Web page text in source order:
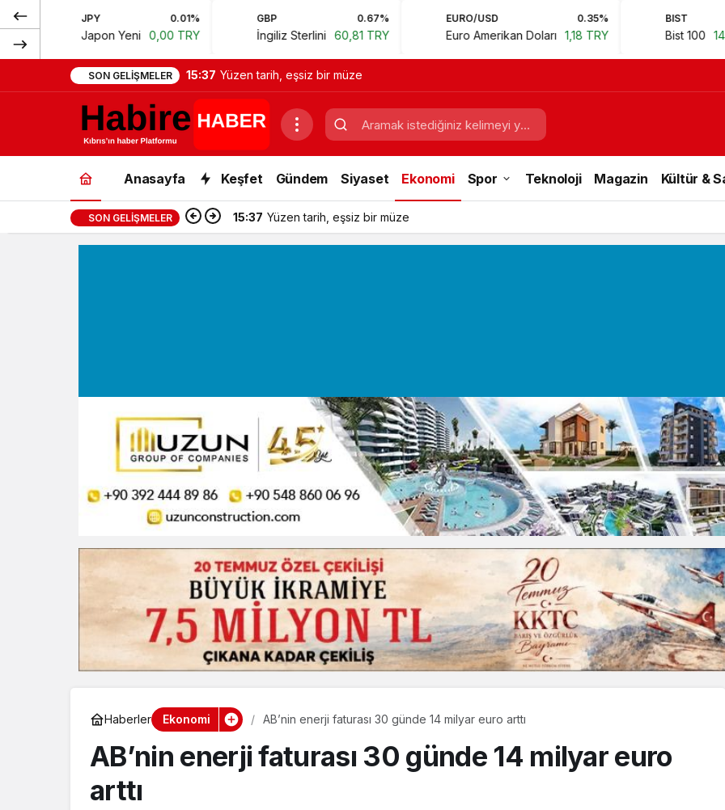
JPY 0.01%
0,00 TRY
GBP
İngiliz Sterlini 60,81 TRY
EURO/USD 0.35%
Euro Amerikan Doları 1,18 TRY
BIST 0.78%
Bist 100 14.168,35 TRY
SON GELIŞMELER 15:37 Yüzen tarih, eşsiz bir müze
Anasayfa Keşfet Gündem Siyaset Ekonomi Spor Teknoloji Magazin Kültür &
SON GELIŞMELER 15:37 Yüzen tarih, eşsiz bir müze
Haberler Ekonomi AB’nin enerji faturası 30 günde 14 milyar euro arttı
AB’nin enerji faturası 30 günde 14 milyar euro
arttı